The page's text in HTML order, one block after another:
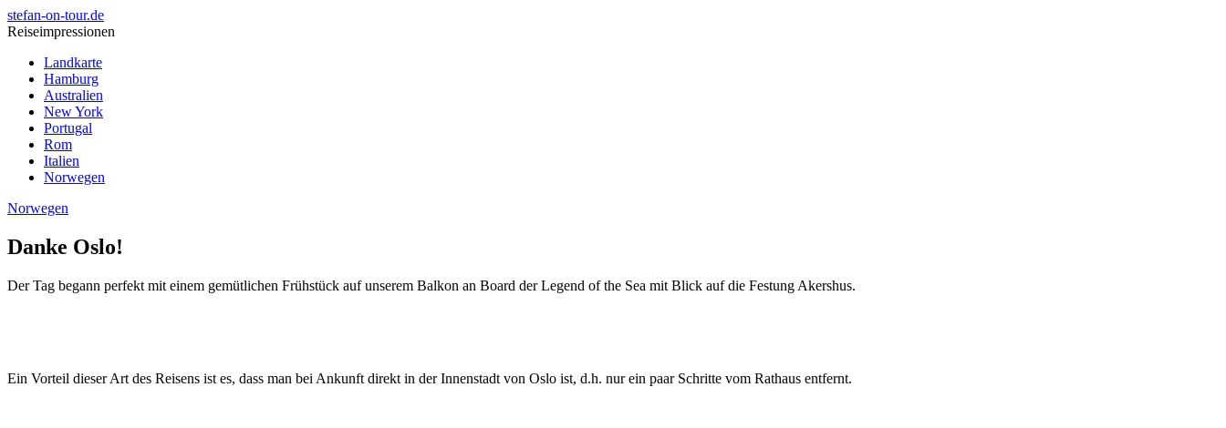
stefan-on-tour.de
Reiseimpressionen
Landkarte
Hamburg
Australien
New York
Portugal
Rom
Italien
Norwegen
Norwegen
Danke Oslo!
Der Tag begann perfekt mit einem gemütlichen Frühstück auf unserem Balkon an Board der Legend of the Sea mit Blick auf die Festung Akershus.
Ein Vorteil dieser Art des Reisens ist es, dass man bei Ankunft direkt in der Innenstadt von Oslo ist, d.h. nur ein paar Schritte vom Rathaus entfernt.